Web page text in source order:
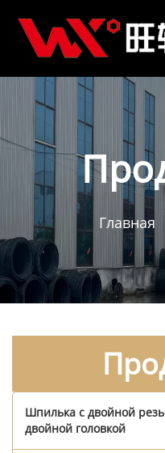
Главная
Продукция
Новости
О нас
Контакты
Главная
Шпилька с двойной
двойной головкой